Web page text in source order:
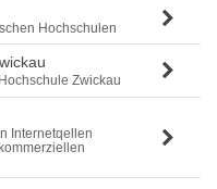
Hochschulen
Zwickau
Internetqellen